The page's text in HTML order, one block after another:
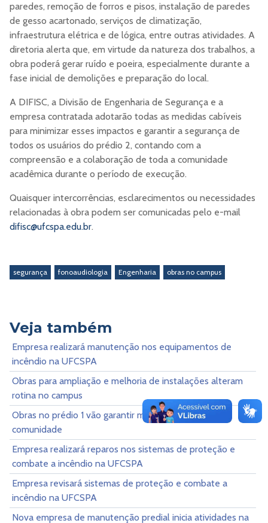
paredes, remoção de forros e pisos, instalação de paredes
de gesso acartonado, serviços de climatização,
infraestrutura elétrica e de lógica, entre outras atividades. A
diretoria alerta que, em virtude da natureza dos trabalhos, a
obra poderá gerar ruído e poeira, especialmente durante a
fase inicial de demolições e preparação do local.
A DIFISC, a Divisão de Engenharia de Segurança e a
empresa contratada adotarão todas as medidas cabíveis
para minimizar esses impactos e garantir a segurança de
todos os usuários do prédio 2, contando com a
compreensão e a colaboração de toda a comunidade
acadêmica durante o período de execução.
Quaisquer intercorrências, esclarecimentos ou necessidades
relacionadas à obra podem ser comunicadas pelo e-mail
difisc@ufcspa.edu.br.
segurança fonoaudiologia Engenharia obras no campus
Veja também
Empresa realizará manutenção nos equipamentos de
incêndio na UFCSPA
Obras para ampliação e melhoria de instalações alteram
rotina no campus
Obras no prédio 1 vão garantir maior segurança para a
comunidade
Empresa realizará reparos nos sistemas de proteção e
combate a incêndio na UFCSPA
Empresa revisará sistemas de proteção e combate a
incêndio na UFCSPA
Nova empresa de manutenção predial inicia atividades na